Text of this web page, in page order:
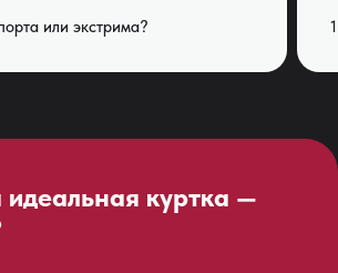
или экстрима?
куртка —